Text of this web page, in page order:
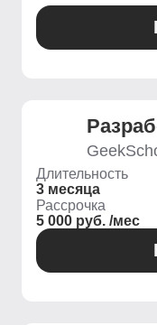
Длительность
3 месяца
Рассрочка
5 000 руб. /мес